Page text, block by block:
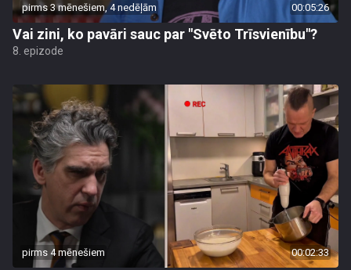
pirms 3 mēnešiem, 4 nedēļām 00:05:26
Vai zini, ko pavāri sauc par "Svēto Trīsvienību"?
8. epizode
pirms 4 mēnešiem 00:02:33